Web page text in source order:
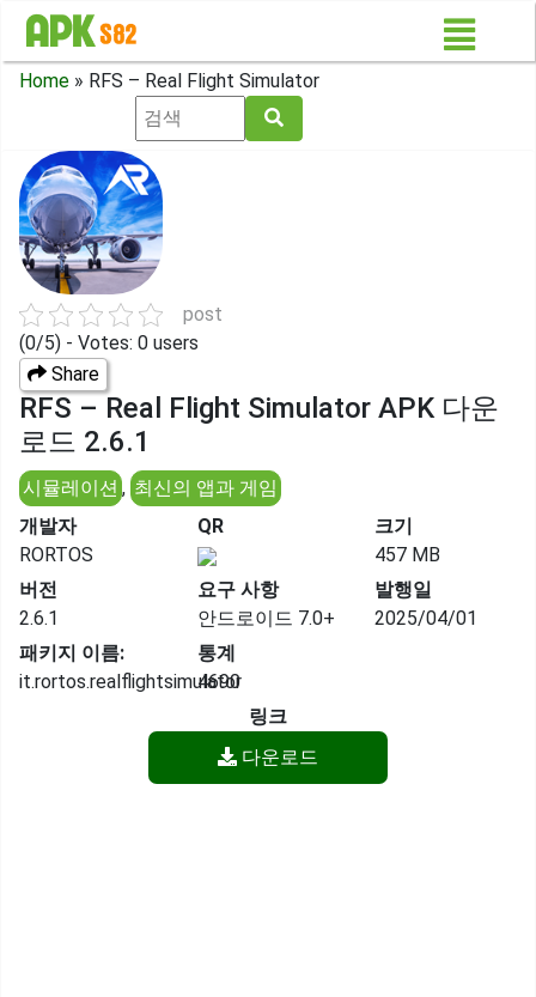
Home » RFS – Real Flight Simulator
post
(0/5) - Votes: 0 users
Share
RFS – Real Flight Simulator APK 다운
로드 2.6.1
시뮬레이션 , 최신의 앱과 게임
개발자
RORTOS
QR
크기
457 MB
버전
2.6.1
요구 사항
안드로이드 7.0+
발행일
2025/04/01
패키지 이름:
it.rortos.realflightsimulator
통계
4690
링크
다운로드